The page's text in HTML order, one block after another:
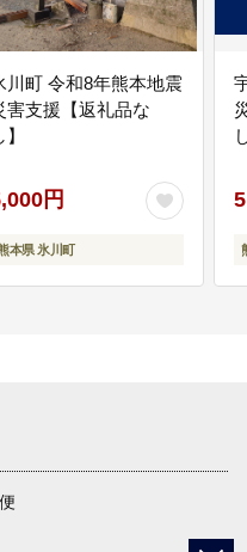
川町 令和8年熊本地震
害支援【返礼品な
】
円
本県 氷川町